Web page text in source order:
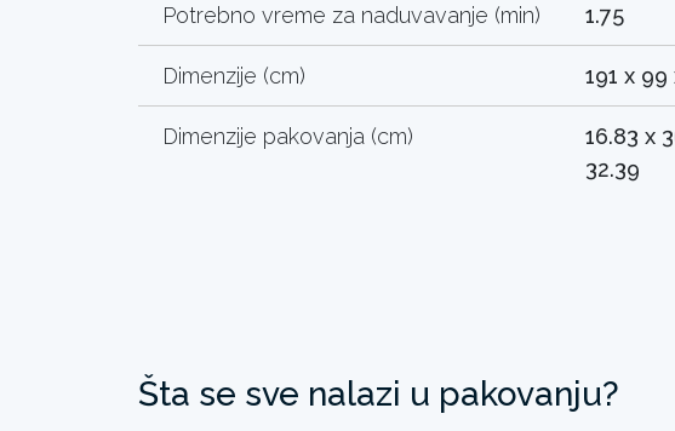
Potrebno vreme za naduvavanje (min) 1.75
Dimenzije (cm) 191 x 99
Dimenzije pakovanja (cm)
16.83 x
32.39
Šta se sve nalazi u pakovanju?